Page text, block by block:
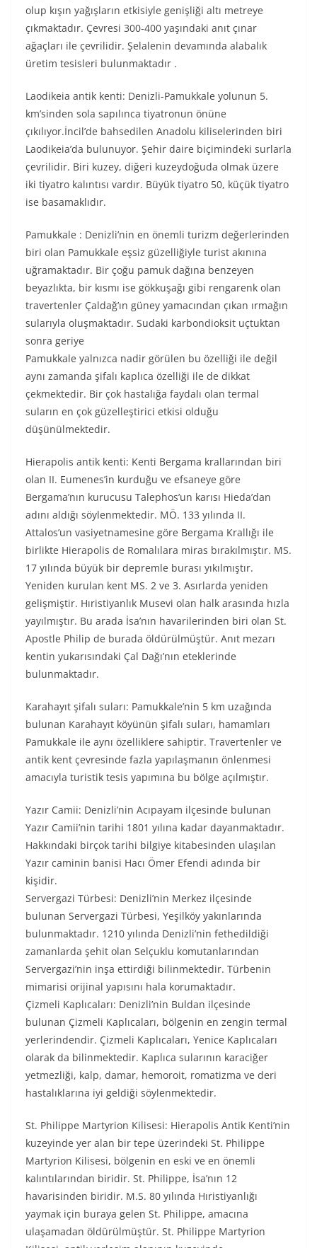
olup kışın yağışların etkisiyle genişliği altı metreye
çıkmaktadır. Çevresi 300-400 yaşındaki anıt çınar
ağaçları ile çevrilidir. Şelalenin devamında alabalık
üretim tesisleri bulunmaktadır .
Laodikeia antik kenti: Denizli-Pamukkale yolunun 5.
km’sinden sola sapılınca tiyatronun önüne
çıkılıyor.İncil’de bahsedilen Anadolu kiliselerinden biri
Laodikeia’da bulunuyor. Şehir daire biçimindeki surlarla
çevrilidir. Biri kuzey, diğeri kuzeydoğuda olmak üzere
iki tiyatro kalıntısı vardır. Büyük tiyatro 50, küçük tiyatro
ise basamaklıdır.
Pamukkale : Denizli’nin en önemli turizm değerlerinden
biri olan Pamukkale eşsiz güzelliğiyle turist akınına
uğramaktadır. Bir çoğu pamuk dağına benzeyen
beyazlıkta, bir kısmı ise gökkuşağı gibi rengarenk olan
travertenler Çaldağ’ın güney yamacından çıkan ırmağın
sularıyla oluşmaktadır. Sudaki karbondioksit uçtuktan
sonra geriye
Pamukkale yalnızca nadir görülen bu özelliği ile değil
aynı zamanda şifalı kaplıca özelliği ile de dikkat
çekmektedir. Bir çok hastalığa faydalı olan termal
suların en çok güzelleştirici etkisi olduğu
düşünülmektedir.
Hierapolis antik kenti: Kenti Bergama krallarından biri
olan II. Eumenes’in kurduğu ve efsaneye göre
Bergama’nın kurucusu Talephos’un karısı Hieda’dan
adını aldığı söylenmektedir. MÖ. 133 yılında II.
Attalos’un vasiyetnamesine göre Bergama Krallığı ile
birlikte Hierapolis de Romalılara miras bırakılmıştır. MS.
17 yılında büyük bir depremle burası yıkılmıştır.
Yeniden kurulan kent MS. 2 ve 3. Asırlarda yeniden
gelişmiştir. Hıristiyanlık Musevi olan halk arasında hızla
yayılmıştır. Bu arada İsa’nın havarilerinden biri olan St.
Apostle Philip de burada öldürülmüştür. Anıt mezarı
kentin yukarısındaki Çal Dağı’nın eteklerinde
bulunmaktadır.
Karahayıt şifalı suları: Pamukkale’nin 5 km uzağında
bulunan Karahayıt köyünün şifalı suları, hamamları
Pamukkale ile aynı özelliklere sahiptir. Travertenler ve
antik kent çevresinde fazla yapılaşmanın önlenmesi
amacıyla turistik tesis yapımına bu bölge açılmıştır.
Yazır Camii: Denizli’nin Acıpayam ilçesinde bulunan
Yazır Camii’nin tarihi 1801 yılına kadar dayanmaktadır.
Hakkındaki birçok tarihi bilgiye kitabesinden ulaşılan
Yazır caminin banisi Hacı Ömer Efendi adında bir
kişidir.
Servergazi Türbesi: Denizli’nin Merkez ilçesinde
bulunan Servergazi Türbesi, Yeşilköy yakınlarında
bulunmaktadır. 1210 yılında Denizli’nin fethedildiği
zamanlarda şehit olan Selçuklu komutanlarından
Servergazi’nin inşa ettirdiği bilinmektedir. Türbenin
mimarisi orijinal yapısını hala korumaktadır.
Çizmeli Kaplıcaları: Denizli’nin Buldan ilçesinde
bulunan Çizmeli Kaplıcaları, bölgenin en zengin termal
yerlerindendir. Çizmeli Kaplıcaları, Yenice Kaplıcaları
olarak da bilinmektedir. Kaplıca sularının karaciğer
yetmezliği, kalp, damar, hemoroit, romatizma ve deri
hastalıklarına iyi geldiği söylenmektedir.
St. Philippe Martyrion Kilisesi: Hierapolis Antik Kenti’nin
kuzeyinde yer alan bir tepe üzerindeki St. Philippe
Martyrion Kilisesi, bölgenin en eski ve en önemli
kalıntılarından biridir. St. Philippe, İsa’nın 12
havarisinden biridir. M.S. 80 yılında Hıristiyanlığı
yaymak için buraya gelen St. Philippe, amacına
ulaşamadan öldürülmüştür. St. Philippe Martyrion